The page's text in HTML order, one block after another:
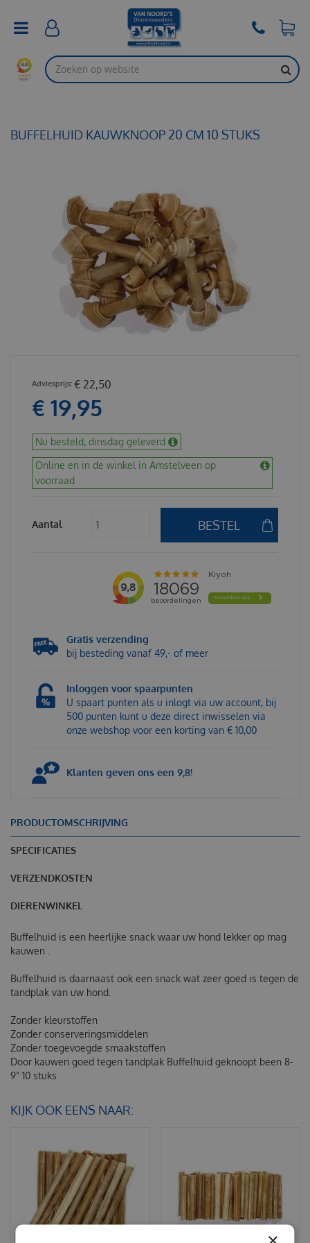
BUFFELHUID KAUWKNOOP 20 CM 10 STUKS
€ 22,50
€ 19,95
Nu besteld, dinsdag geleverd
Online en in de winkel in Amstelveen op
voorraad
Aantal
Gratis verzending
bij besteding vanaf 49,- of meer
Inloggen voor spaarpunten
U spaart punten als u inlogt via uw account, bij
500 punten kunt u deze direct inwisselen via
onze webshop voor een korting van € 10,00
Klanten geven ons een 9,8!
PRODUCTOMSCHRIJVING
SPECIFICATIES
VERZENDKOSTEN
DIERENWINKEL
Buffelhuid is een heerlijke snack waar uw hond lekker op mag
kauwen .
Buffelhuid is daarnaast ook een snack wat zeer goed is tegen de
tandplak van uw hond.
Zonder kleurstoffen
Zonder conserveringsmiddelen
Zonder toegevoegde smaakstoffen
Door kauwen goed tegen tandplak Buffelhuid geknoopt been 8-
9" 10 stuks
KIJK OOK EENS NAAR: